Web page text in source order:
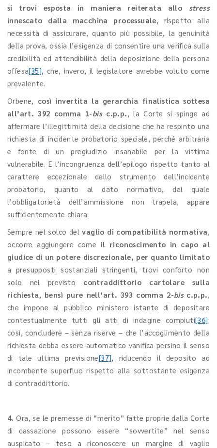
si trovi esposta in maniera reiterata allo stress
innescato dalla macchina processuale, rispetto alla
necessità di assicurare, quanto più possibile, la genuinità
della prova, ossia l’esigenza di consentire una verifica sulla
credibilità ed attendibilità della deposizione della persona
offesa[35], che, invero, il legislatore avrebbe voluto come
prevalente.
Orbene, così invertita la gerarchia finalistica sottesa
all’art. 392 comma 1-bisc.p.p., la Corte si spinge ad
affermare l’illegittimità della decisione che ha respinto una
richiesta di incidente probatorio speciale, perché arbitraria
e fonte di un pregiudizio insanabile per la vittima
vulnerabile. E l’incongruenza dell’epilogo rispetto tanto al
carattere eccezionale dello strumento dell’incidente
probatorio, quanto al dato normativo, dal quale
l’obbligatorietà dell’ammissione non trapela, appare
sufficientemente chiara.
Sempre nel solco delvaglio di compatibilità normativa,
occorre aggiungere come il riconoscimento in capo al
giudice di un potere discrezionale, per quanto limitato
a presupposti sostanziali stringenti, trovi conforto non
solo nel previsto contraddittorio cartolare sulla
richiesta, bensì pure nell’art. 393 comma 2-bis c.p.p.,
che impone al pubblico ministero istante di depositare
contestualmente tutti gli atti di indagine compiuti[36];
così, concludere – senza riserve – che l’accoglimento della
richiesta debba essere automatico vanifica persino il senso
di tale ultima previsione[37], riducendo il deposito ad
incombente superfluo rispetto alla sottostante esigenza
di contraddittorio.
4. Ora, se le premesse di “merito” fatte proprie dalla Corte
di cassazione possono essere “sovvertite” nel senso
auspicato – teso a riconoscere un margine di vaglio